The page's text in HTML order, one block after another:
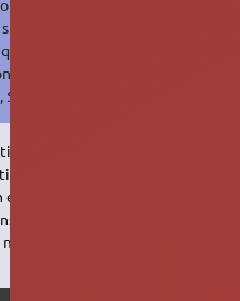
celle-ci
≠ $m.
`if`. Elle est suivie
La condition doit bien
! Attention, la variable
le cas où la variable est vide,
en cas contraire, l'erreur